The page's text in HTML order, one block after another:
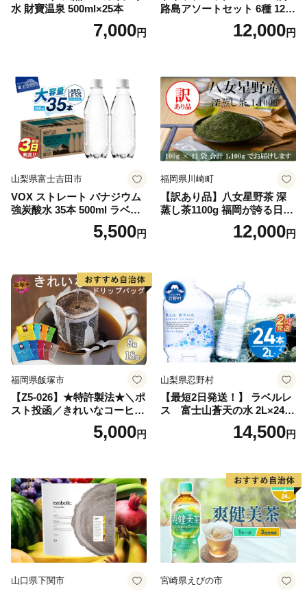
水 財寶温泉 500ml×25本
7,000円
路島アソートセット 6種 120
袋 飲み比べ コーヒー
12,000円
山梨県富士吉田市
VOX ストレート バナジウム
強炭酸水 35本 500ml ラベル
レス【富士吉田市限定カート
5,500円
福岡県川崎町
【訳あり品】八女星野茶 深
蒸し茶1100g 福岡が誇る日本
茶_ 訳アリ 常温 お茶 茶袋 常
備品 おちゃ ocha 茶葉 緑茶
小分け お土産 お取り寄せ グ
ルメ 福岡 九州 福岡県 国産
日本 ふかむし茶 ふかむし 家
庭用 自宅用 ちゃ りょくちゃ
ふかむしちゃ 急須 甘み 川崎
町 送料無料
12,000円
福岡県飯塚市
【Z5-026】★特許製法★＼ポ
スト投函／きれいなコーヒー
ドリップバッグ9種セット(18
袋)ゆうパケットでお届け！
5,000円
山梨県忍野村
【最短2日発送！】 ラベルレ
ス 富士山蒼天の水 2L×24本
（4ケース）※離島不可 天然
水 ミネラルウォーター 水 ペ
産 シリカ ミネラル 美容 備蓄
防災 長期保存 富士山 山梨県
忍野村
14,500円
山口県下関市 宮崎県えびの市